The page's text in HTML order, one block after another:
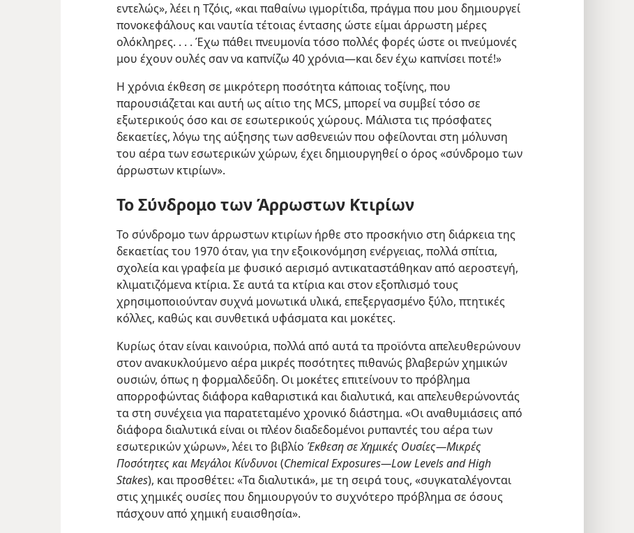
εντελώς», λέει η Τζόις, «και παθαίνω ιγμορίτιδα, πράγμα που μου δημιουργεί
πονοκεφάλους και ναυτία τέτοιας έντασης ώστε είμαι άρρωστη μέρες
ολόκληρες. . . . Έχω πάθει πνευμονία τόσο πολλές φορές ώστε οι πνεύμονές
μου έχουν ουλές σαν να καπνίζω 40 χρόνια​—και δεν έχω καπνίσει ποτέ!»
Η χρόνια έκθεση σε μικρότερη ποσότητα κάποιας τοξίνης, που
παρουσιάζεται και αυτή ως αίτιο της MCS, μπορεί να συμβεί τόσο σε
εξωτερικούς όσο και σε εσωτερικούς χώρους. Μάλιστα τις πρόσφατες
δεκαετίες, λόγω της αύξησης των ασθενειών που οφείλονται στη μόλυνση
του αέρα των εσωτερικών χώρων, έχει δημιουργηθεί ο όρος «σύνδρομο των
άρρωστων κτιρίων».
Το Σύνδρομο των Άρρωστων Κτιρίων
Το σύνδρομο των άρρωστων κτιρίων ήρθε στο προσκήνιο στη διάρκεια της
δεκαετίας του 1970 όταν, για την εξοικονόμηση ενέργειας, πολλά σπίτια,
σχολεία και γραφεία με φυσικό αερισμό αντικαταστάθηκαν από αεροστεγή,
κλιματιζόμενα κτίρια. Σε αυτά τα κτίρια και στον εξοπλισμό τους
χρησιμοποιούνταν συχνά μονωτικά υλικά, επεξεργασμένο ξύλο, πτητικές
κόλλες, καθώς και συνθετικά υφάσματα και μοκέτες.
Κυρίως όταν είναι καινούρια, πολλά από αυτά τα προϊόντα απελευθερώνουν
στον ανακυκλούμενο αέρα μικρές ποσότητες πιθανώς βλαβερών χημικών
ουσιών, όπως η φορμαλδεΰδη. Οι μοκέτες επιτείνουν το πρόβλημα
απορροφώντας διάφορα καθαριστικά και διαλυτικά, και απελευθερώνοντάς
τα στη συνέχεια για παρατεταμένο χρονικό διάστημα. «Οι αναθυμιάσεις από
διάφορα διαλυτικά είναι οι πλέον διαδεδομένοι ρυπαντές του αέρα των
εσωτερικών χώρων», λέει το βιβλίο Έκθεση σε Χημικές Ουσίες​—Μικρές
Ποσότητες και Μεγάλοι Κίνδυνοι (Chemical Exposures​—Low Levels and High
Stakes), και προσθέτει: «Τα διαλυτικά», με τη σειρά τους, «συγκαταλέγονται
στις χημικές ουσίες που δημιουργούν το συχνότερο πρόβλημα σε όσους
πάσχουν από χημική ευαισθησία».